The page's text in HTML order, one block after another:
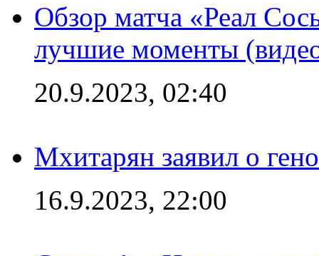
Обзор матча «Реал
лучшие моменты
20.9.2023, 02:40
Мхитарян заявил о
16.9.2023, 22:00